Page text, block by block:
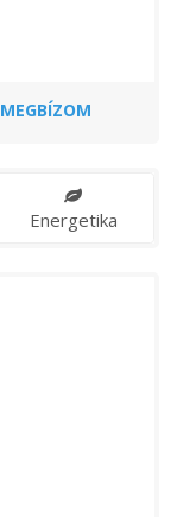
MEGBÍZOM
Energetika